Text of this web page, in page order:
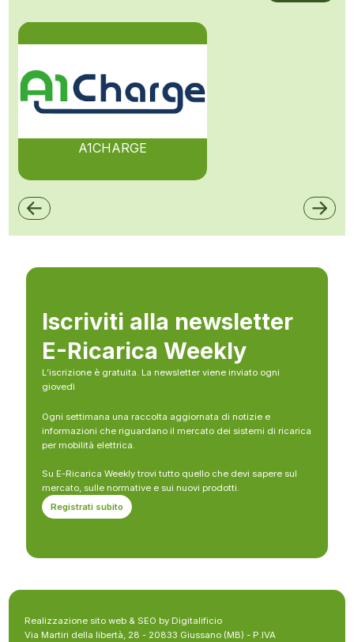
A1CHARGE
Iscriviti alla newsletter
E-Ricarica Weekly
L’iscrizione è gratuita. La newsletter viene inviato ogni
giovedì
Ogni settimana una raccolta aggiornata di notizie e
informazioni che riguardano il mercato dei sistemi di ricarica
per mobilità elettrica.
Su E-Ricarica Weekly trovi tutto quello che devi sapere sul
mercato, sulle normative e sui nuovi prodotti.
Registrati subito
Realizzazione sito web & SEO by Digitalificio
Via Martiri della libertà, 28 - 20833 Giussano (MB) - P.IVA